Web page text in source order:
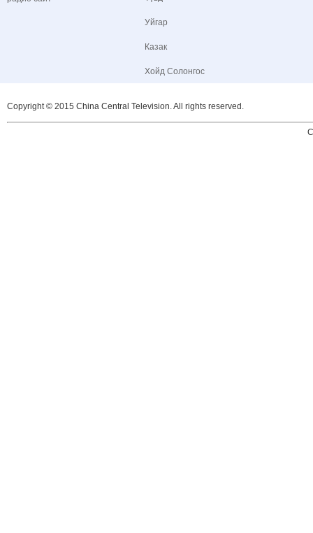
Уйгар
Казак
Хойд Солонгос
Copyright © 2015 China Central Television. All rights reserved.